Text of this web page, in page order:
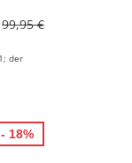
99,95 €
der
- 18%